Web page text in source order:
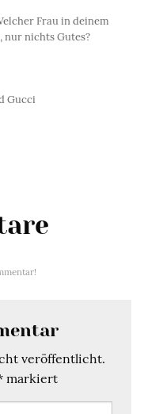
Frau in deinem
nur nichts Gutes?
Gucci
veröffentlicht.
markiert